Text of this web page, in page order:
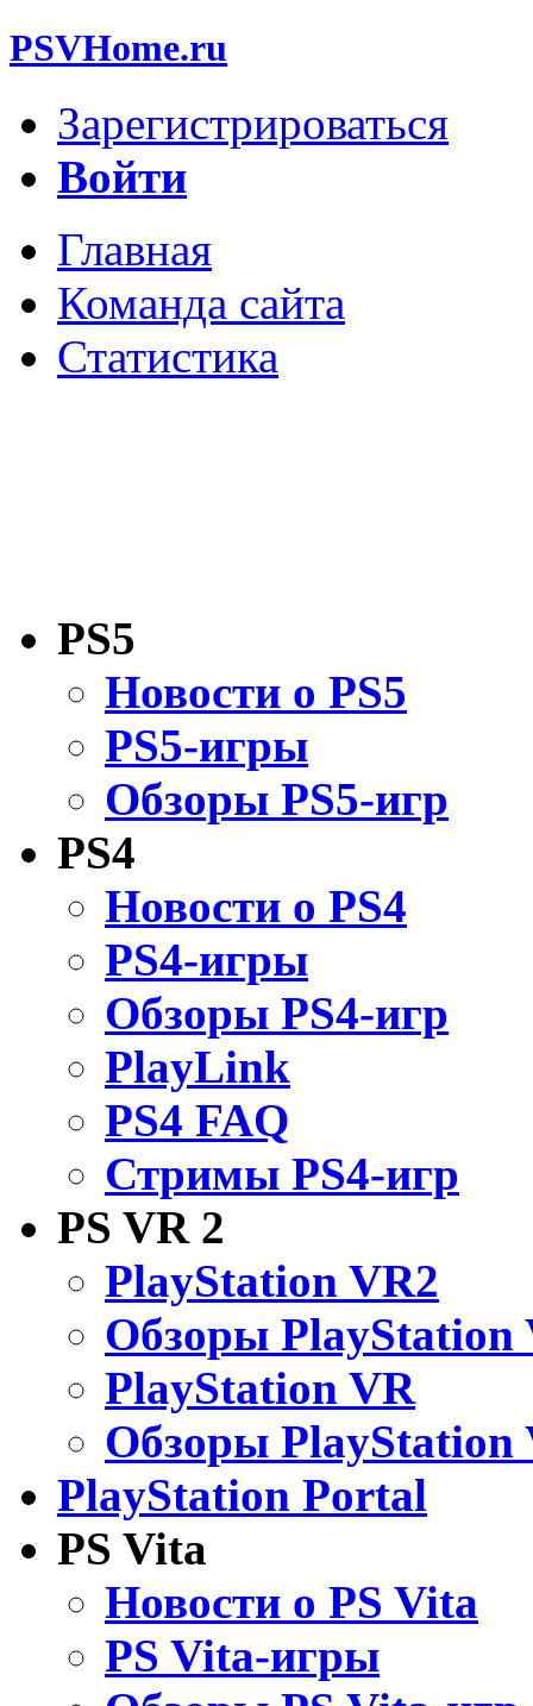
PSVHome.ru
Зарегистрироваться
Войти
Главная
Команда сайта
Статистика
PS5
Новости о PS5
PS5-игры
Обзоры PS5-игр
PS4
Новости о PS4
PS4-игры
Обзоры PS4-игр
PlayLink
PS4 FAQ
Стримы PS4-игр
PS VR 2
PlayStation VR2
Обзоры PlayStation
PlayStation VR
Обзоры PlayStation
PlayStation Portal
PS Vita
Новости о PS Vita
PS Vita-игры